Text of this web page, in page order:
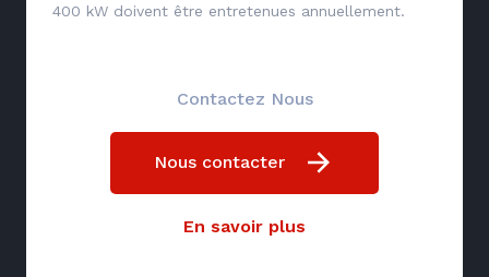
400 kW doivent être entretenues annuellement.
Contactez Nous
Nous contacter
En savoir plus